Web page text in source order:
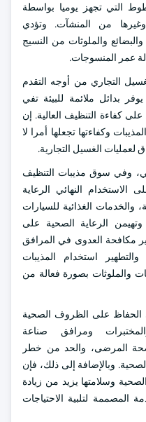
التي تجهز يوميا بواسطة
من المنشآت. وتؤدي
والملوثات من النسيج
عمر المنسوجات.
التجاري من أوجه التقدم
بدائل ملائمة للبيئة تفي
كفاءة التنظيف العالية. إن
وكفاءتها تجعلها أمرا لا
لعمليات الغسيل التجارية.
وفي سوق مذيبات التنظيف
الاستخدام النهائي الرعاية
والخدمات الغذائية للسيارات
وتهيمن الرعاية الصحية على
مكافحة العدوى في المرافق
استخدام المذيبات
والملوثات بصورة فعالة من
الحفاظ على الظروف الصحية
ومرافق صناعة
صحة المرضى، والحد من خطر
وبالإضافة إلى ذلك، فإن
وسلامتها يزيد من زيادة
المصممة لتلبية الاحتياجات